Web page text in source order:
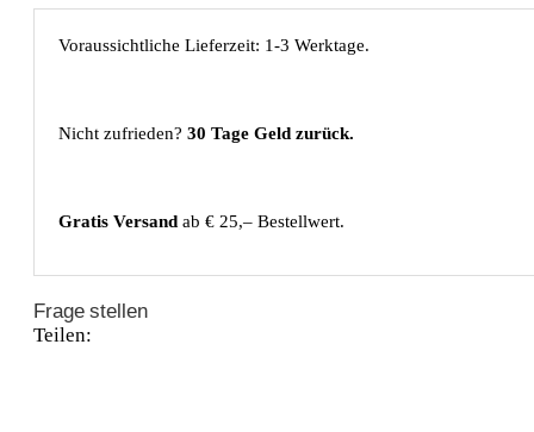
Voraussichtliche Lieferzeit: 1-3 Werktage.
Nicht zufrieden? 30 Tage Geld zurück.
Gratis Versand ab € 25,– Bestellwert.
Frage stellen
Teilen: